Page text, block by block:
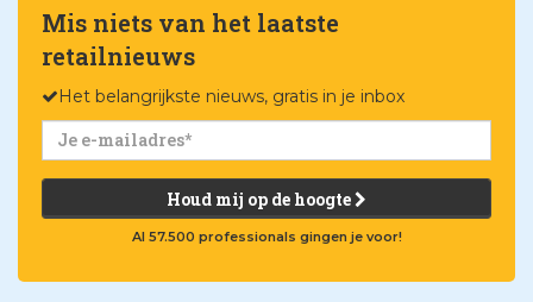
Mis niets van het laatste
retailnieuws
Het belangrijkste nieuws, gratis in je inbox
Houd mij op de hoogte
Al 57.500 professionals gingen je voor!